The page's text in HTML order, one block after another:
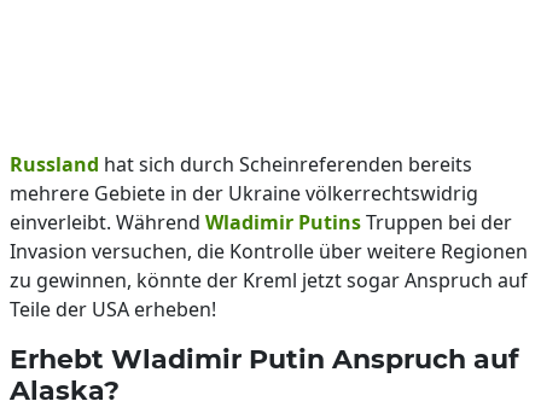
Russland hat sich durch Scheinreferenden bereits
mehrere Gebiete in der Ukraine völkerrechtswidrig
einverleibt. Während Wladimir PutinsTruppen bei der
Invasion versuchen, die Kontrolle über weitere Regionen
zu gewinnen, könnte der Kreml jetzt sogar Anspruch auf
Teile der USA erheben!
Erhebt Wladimir Putin Anspruch auf
Alaska?